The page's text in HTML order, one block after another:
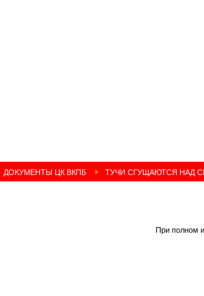
ДОКУМЕНТЫ ЦК ВКПБ ТУЧИ СГУЩАЮТСЯ НАД
При полном